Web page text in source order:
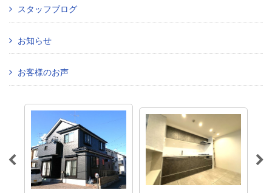
スタッフブログ
お知らせ
お客様のお声